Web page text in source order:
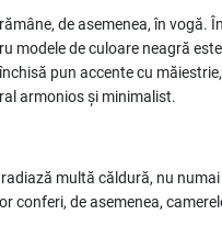
de asemenea, în vogă.
modele de culoare neagră
pun accente cu
armonios și minimalist.
multă căldură, nu
conferi, de asemenea,